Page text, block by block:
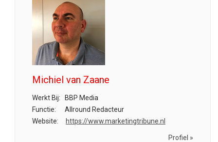
Michiel van Zaane
Werkt Bij:
BBP Media
Functie:
Allround Redacteur
Website:
https://www.marketingtribune.nl
Profiel »